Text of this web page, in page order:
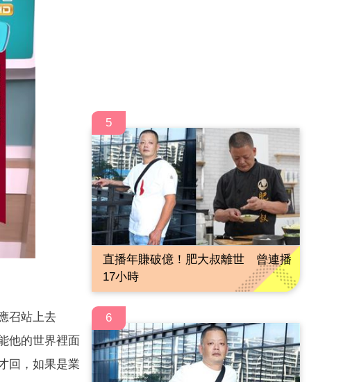
召站上去
他的世界裡面
回，如果是業
5
直播年賺破億！肥大叔離世 曾連播
17小時
6